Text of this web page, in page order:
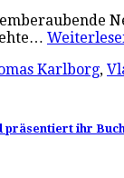
Karlborg,
ihr